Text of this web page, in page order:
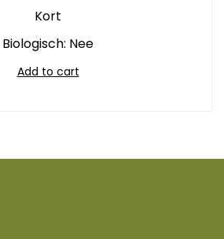
Kort
Biologisch: Nee
Add to cart